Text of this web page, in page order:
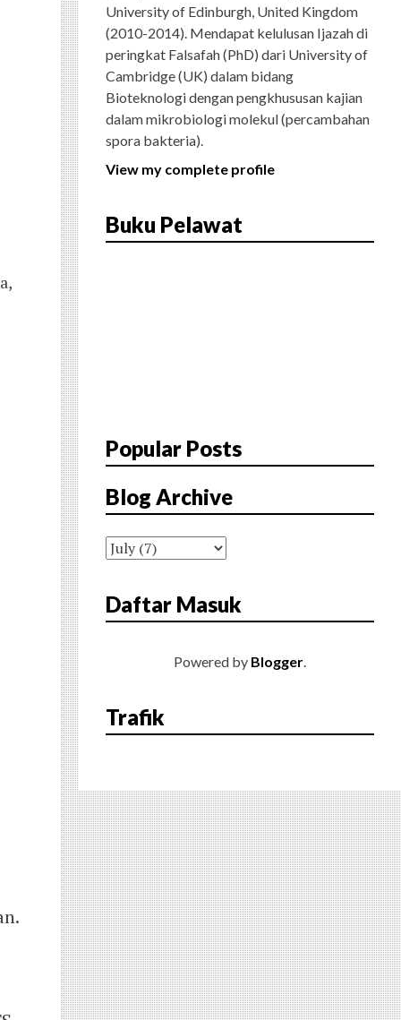
University of Edinburgh, United Kingdom
(2010-2014). Mendapat kelulusan Ijazah di
peringkat Falsafah (PhD) dari University of
Cambridge (UK) dalam bidang
Bioteknologi dengan pengkhususan kajian
dalam mikrobiologi molekul (percambahan
spora bakteria).
View my complete profile
Buku Pelawat
Popular Posts
Blog Archive
Daftar Masuk
Powered by Blogger.
Trafik